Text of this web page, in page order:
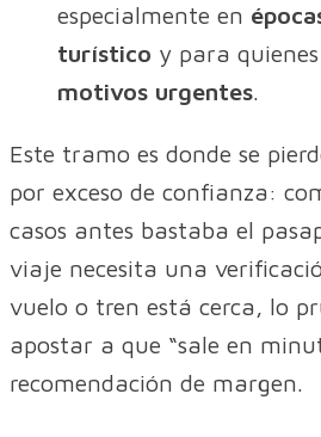
especialmente en
turístico y para
motivos urgentes.
Este tramo es donde se
por exceso de confianza:
casos antes bastaba el
viaje necesita una
vuelo o tren está cerca, lo
apostar a que “sale en
recomendación de margen.